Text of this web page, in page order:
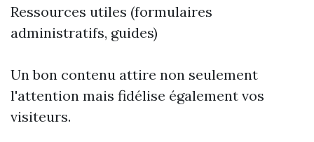
Ressources utiles (formulaires
administratifs, guides)
Un bon contenu attire non seulement
l'attention mais fidélise également vos
visiteurs.